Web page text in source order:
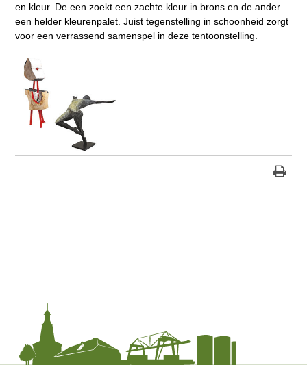
en kleur. De een zoekt een zachte kleur in brons en de ander
een helder kleurenpalet. Juist tegenstelling in schoonheid zorgt
voor een verrassend samenspel in deze tentoonstelling.